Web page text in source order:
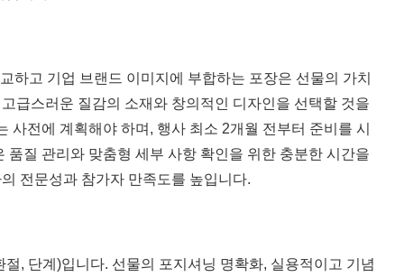
하고 기업 브랜드 이미지에 부합하는 포장은 선물의 가치
급스러운 질감의 소재와 창의적인 디자인을 선택할 것을
전에 계획해야 하며, 행사 최소 2개월 전부터 준비를 시
질 관리와 맞춤형 세부 사항 확인을 위한 충분한 시간을
전문성과 참가자 만족도를 높입니다.
, 단계)입니다. 선물의 포지셔닝 명확화, 실용적이고 기념